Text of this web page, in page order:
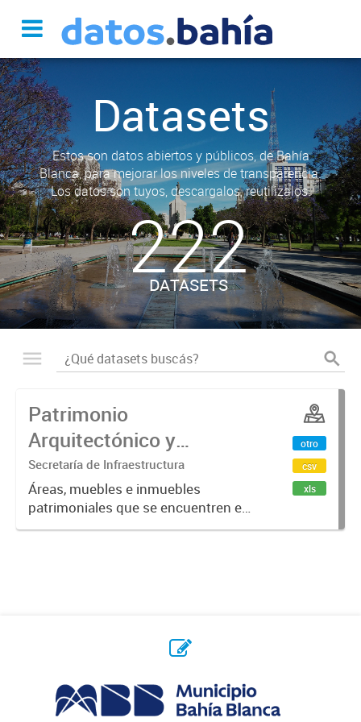
Datasets
Estos son datos abiertos y públicos, de Bahía
Blanca, para mejorar los niveles de transparencia.
Los datos son tuyos, descargalos, reutilizalos.
222
DATASETS
Patrimonio
Arquitectónico y
Urbanístico del Partido
de Bahía Blanca
Secretaría de Infraestructura
Áreas, muebles e inmuebles
patrimoniales que se encuentren en
el Registro Municipal para la
otro
csv
xls